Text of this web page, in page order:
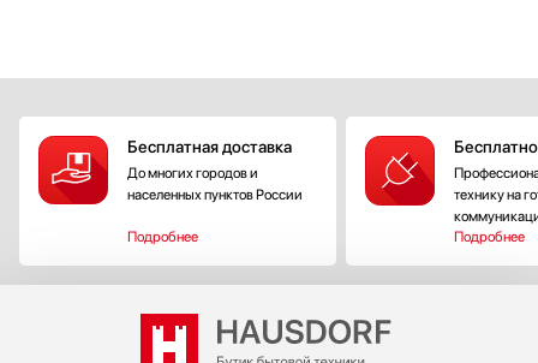
Бесплатная доставка
До многих городов и
населенных пунктов России
Подробнее
технику на
Подробнее